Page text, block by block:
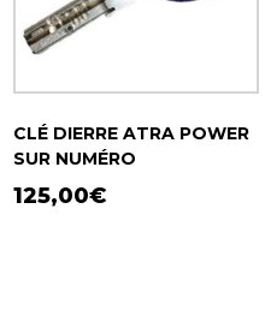
CLÉ DIERRE ATRA POWER
SUR NUMÉRO
125,00€